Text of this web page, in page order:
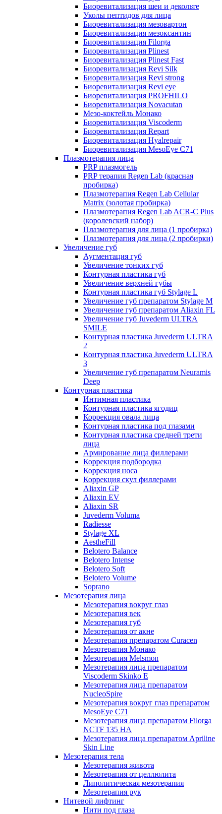
Биоревитализация шеи и декольте
Уколы пептидов для лица
Биоревитализация мезовартон
Биоревитализация мезоксантин
Биоревитализация Filorga
Биоревитализация Plinest
Биоревитализация Plinest Fast
Биоревитализация Revi Silk
Биоревитализация Revi strong
Биоревитализация Revi eye
Биоревитализация PROFHILO
Биоревитализация Novacutan
Мезо-коктейль Монако
Биоревитализация Viscoderm
Биоревитализация Repart
Биоревитализация Hyalrepair
Биоревитализация MesoEye C71
Плазмотерапия лица
PRP плазмогель
PRP терапия Regen Lab (красная
пробирка)
Плазмотерапия Regen Lab Cellular
Matrix (золотая пробирка)
Плазмотерапия Regen Lab ACR-C Plus
(королевский набор)
Плазмотерапия для лица (1 пробирка)
Плазмотерапия для лица (2 пробирки)
Увеличение губ
Аугментация губ
Увеличение тонких губ
Контурная пластика губ
Увеличение верхней губы
Контурная пластика губ Stylage L
Увеличение губ препаратом Stylage M
Увеличение губ препаратом Aliaxin FL
Увеличение губ Juvederm ULTRA
SMILE
Контурная пластика Juvederm ULTRA
2
Контурная пластика Juvederm ULTRA
3
Увеличение губ препаратом Neuramis
Deep
Контурная пластика
Интимная пластика
Контурная пластика ягодиц
Коррекция овала лица
Контурная пластика под глазами
Контурная пластика средней трети
лица
Армирование лица филлерами
Коррекция подбородка
Коррекция носа
Коррекция скул филлерами
Aliaxin GP
Aliaxin EV
Aliaxin SR
Juvederm Voluma
Radiesse
Stylage XL
AestheFill
Belotero Balance
Belotero Intense
Belotero Soft
Belotero Volume
Soprano
Мезотерапия лица
Мезотерапия вокруг глаз
Мезотерапия век
Мезотерапия губ
Мезотерапия от акне
Мезотерапия препаратом Curacen
Мезотерапия Монако
Мезотерапия Melsmon
Мезотерапия лица препаратом
Viscoderm Skinko E
Мезотерапия лица препаратом
NucleoSpire
Мезотерапия вокруг глаз препаратом
MesoEye С71
Мезотерапия лица препаратом Filorga
NCTF 135 HA
Мезотерапия лица препаратом Apriline
Skin Line
Мезотерапия тела
Мезотерапия живота
Мезотерапия от целлюлита
Липолитическая мезотерапия
Мезотерапия рук
Нитевой лифтинг
Нити под глаза